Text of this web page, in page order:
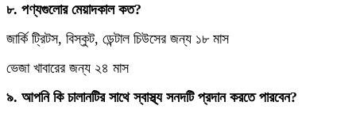
৮. পণ্যগুলোর মেয়াদকাল কত?
জার্কি ট্রিটস, বিস্কুট, ডেন্টাল চিউসের জন্য ১৮ মাস
ভেজা খাবারের জন্য ২৪ মাস
৯. আপনি কি চালানটির সাথে স্বাস্থ্য সনদটি প্রদান করতে পারবেন?